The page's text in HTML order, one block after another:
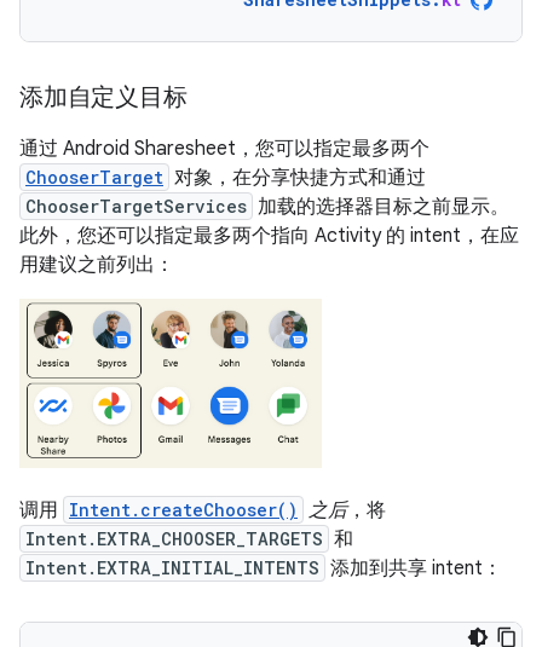
添加自定义目标
通过 Android Sharesheet，您可以指定最多两个
ChooserTarget 对象，在分享快捷方式和通过
ChooserTargetServices 加载的选择器目标之前显示。
此外，您还可以指定最多两个指向 Activity 的 intent，在应
用建议之前列出：
调用 Intent.createChooser() 之后，将
Intent.EXTRA_CHOOSER_TARGETS 和
Intent.EXTRA_INITIAL_INTENTS 添加到共享 intent：